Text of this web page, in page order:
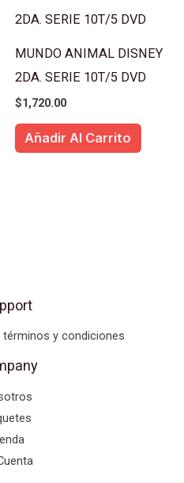
MUNDO ANIMAL DISNEY
2DA. SERIE 10T/5 DVD
$1,720.00
Añadir Al Carrito
y condiciones